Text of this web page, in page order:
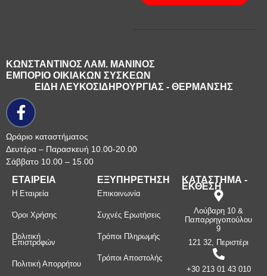
ΚΩΝΣΤΑΝΤΙΝΟΣ ΛΑΜ. ΜΑΝΙΝΟΣ
ΕΜΠΟΡΙΟ ΟΙΚΙΑΚΩΝ ΣΥΣΚΕΩΝ
ΕΙΔΗ ΛΕΥΚΟΣΙΔΗΡΟΥΡΓΙΑΣ - ΘΕΡΜΑΝΣΗΣ
Ωράριο καταστήματος
Δευτέρα – Παρασκευή 10.00-20.00
Σάββατο 10.00 – 15.00
ΕΤΑΙΡΕΙΑ
Η Εταιρεία
Όροι Χρήσης
Πολιτική
Επιστροφών
Πολιτική Απορρήτου
ΕΞΥΠΗΡΕΤΗΣΗ
Επικοινωνία
Συχνές Ερωτήσεις
Τρόποι Πληρωμής
Τρόποι Αποστολής
ΚΑΤΑΣΤΗΜΑ -
ΕΚΘΕΣΗ
Λούβαρη 10 &
Παπαρρηγοπούλου
9
121 32, Περιστέρι
+30 213 01 43 010